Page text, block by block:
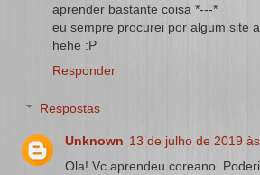
aprender bastante coisa *---*
eu sempre procurei por algum site
hehe :P
Responder
Respostas
Unknown 13 de julho de 2019
Ola! Vc aprendeu coreano.